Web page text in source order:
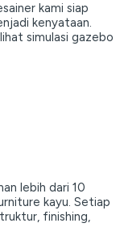
kami siap
kenyataan.
simulasi gazebo
lebih dari 10
kayu. Setiap
finishing,